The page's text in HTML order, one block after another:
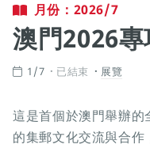
月份：2026/7
澳門2026
1/7 已結束 展覽
這是首個於澳門舉辦
的集郵文化交流與合作